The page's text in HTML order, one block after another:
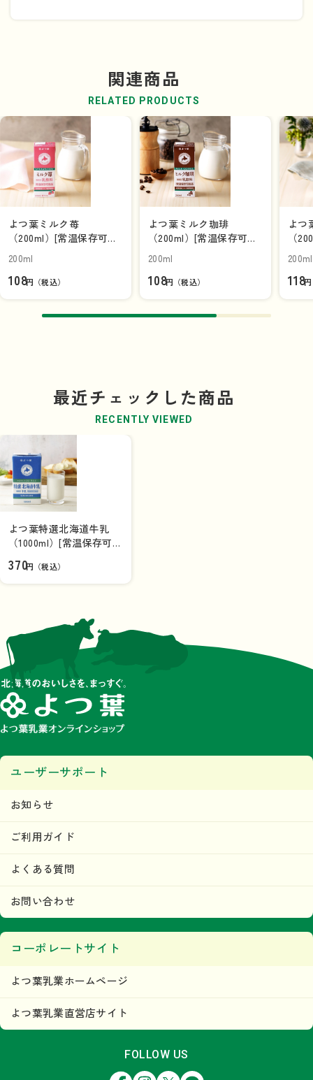
開封後は10℃以下で冷蔵保存し、なるべく早くお召し上が
りください。
関連商品
RELATED PRODUCTS
よつ葉ミルク苺
（200ml）[常温保存可能
品]【単品】
200ml
108円（税込）
よつ葉ミルク珈琲
（200ml）[常温保存可能
品]【単品】
200ml
108円（税込）
よつ
（
品]
200ml
118
最近チェックした商品
RECENTLY VIEWED
よつ葉特選北海道牛乳
（1000ml）[常温保存可能
370円（税込）
ユーザーサポート
お知らせ
ご利用ガイド
よくある質問
お問い合わせ
コーポレートサイト
よつ葉乳業ホームページ
よつ葉乳業直営店サイト
FOLLOW US
FacebookInstagram
X LINE